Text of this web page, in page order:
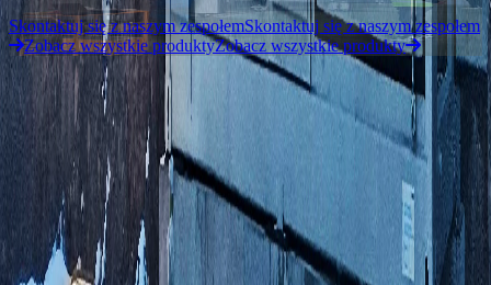
Skontaktuj się z naszym zespołemSkontaktuj się z naszym zespołem
Zobacz wszystkie produktyZobacz wszystkie produkty
Inteligentne systemy magazynowania energii wdrożone w ponad 30
krajach od 2015 roku.
Skontaktuj sięSkontaktuj się
Hua Power
Magazyny energii C&I
Domowe magazyny energii
Rozwiązania
Wsparcie
Resources